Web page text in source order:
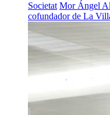
Societat Mor Ángel
cofundador de La